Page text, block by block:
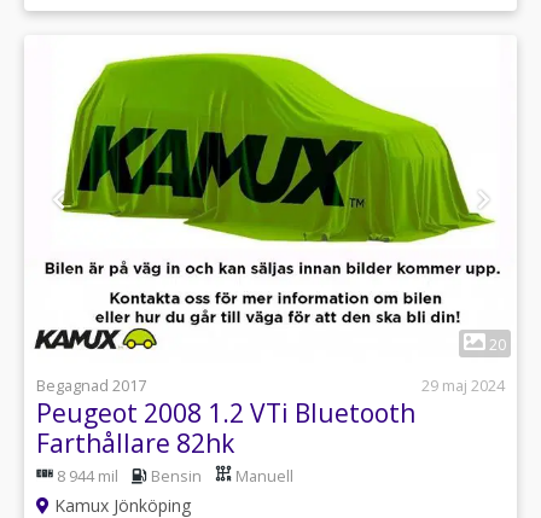
20
Begagnad 2017
29 maj 2024
Peugeot 2008 1.2 VTi Bluetooth
Farthållare 82hk
8 944 mil Bensin Manuell
Kamux Jönköping